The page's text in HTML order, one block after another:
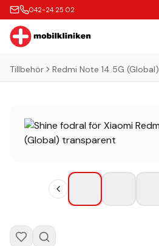
042-24 25 02
Hem
Köp
Tillbehör
Lämna / Skicka in
Företagskunder
Butik
Tillbehör Redmi Note 14 5G (Global)